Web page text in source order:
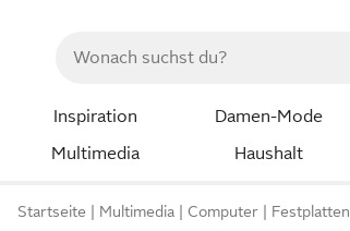
Inspiration Damen-Mode
Multimedia
Haushalt
Startseite Multimedia Computer Festplatten